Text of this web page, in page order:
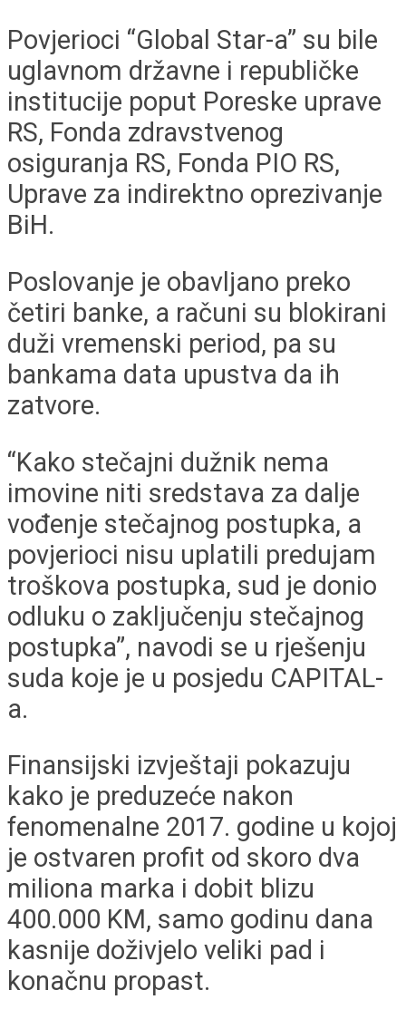
Povjerioci “Global Star-a” su bile
uglavnom državne i republičke
institucije poput Poreske uprave
RS, Fonda zdravstvenog
osiguranja RS, Fonda PIO RS,
Uprave za indirektno oprezivanje
BiH.
Poslovanje je obavljano preko
četiri banke, a računi su blokirani
duži vremenski period, pa su
bankama data upustva da ih
zatvore.
“Kako stečajni dužnik nema
imovine niti sredstava za dalje
vođenje stečajnog postupka, a
povjerioci nisu uplatili predujam
troškova postupka, sud je donio
odluku o zaključenju stečajnog
postupka”, navodi se u rješenju
suda koje je u posjedu CAPITAL-
a.
Finansijski izvještaji pokazuju
kako je preduzeće nakon
fenomenalne 2017. godine u kojoj
je ostvaren profit od skoro dva
miliona marka i dobit blizu
400.000 KM, samo godinu dana
kasnije doživjelo veliki pad i
konačnu propast.